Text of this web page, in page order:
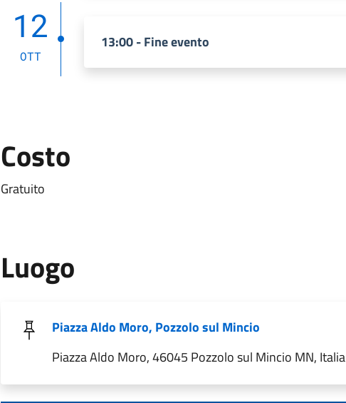
12
OTT
13:00 - Fine evento
Costo
Gratuito
Luogo
Piazza Aldo Moro, Pozzolo sul Mincio
Piazza Aldo Moro, 46045 Pozzolo sul Mincio MN, Italia